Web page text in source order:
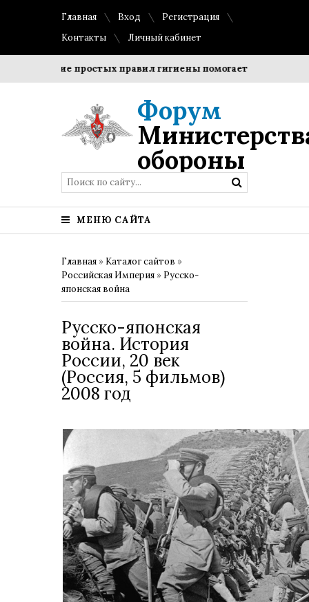
Главная Вход
Регистрация
Контакты
Личный кабинет
простых правил гигиены помогает сохранить
Форум
обороны
МЕНЮ САЙТА
Главная » Каталог сайтов »
Российская Империя » Русско-
японская война
Русско-японская
война. История
России, 20 век
(Россия, 5 фильмов)
2008 год